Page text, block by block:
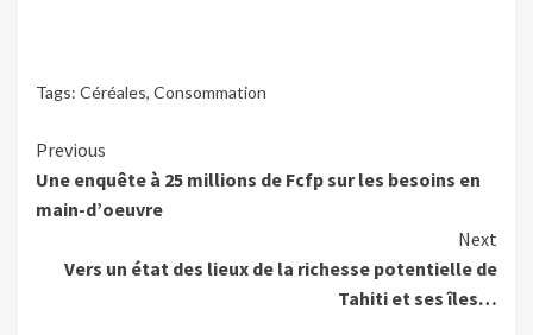
Tags: Céréales, Consommation
Continue
Reading
Previous
Une enquête à 25 millions de Fcfp sur les besoins en
main-d’oeuvre
Next
Vers un état des lieux de la richesse potentielle de
Tahiti et ses îles…